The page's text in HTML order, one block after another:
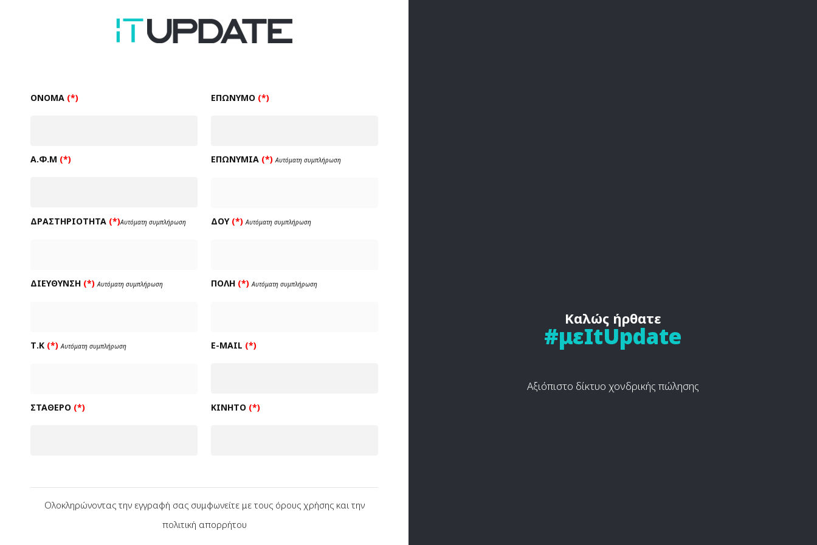
ΌΝΟΜΑ (*) ΕΠΏΝΥΜΟ (*)
Α.Φ.Μ (*) ΕΠΩΝΥΜΊΑ (*) Αυτόματη συμπλήρωση
ΔΡΑΣΤΗΡΙΌΤΗΤΑ (*)Αυτόματη συμπλήρωση ΔΟΥ (*) Αυτόματη συμπλήρωση
ΔΙΕΎΘΥΝΣΗ (*) Αυτόματη συμπλήρωση ΠΌΛΗ (*) Αυτόματη συμπλήρωση
Τ.Κ (*) Αυτόματη συμπλήρωση E-MAIL (*)
ΣΤΑΘΕΡΌ (*) ΚΙΝΗΤΌ (*)
Ολοκληρώνοντας την εγγραφή σας συμφωνείτε με τους όρους χρήσης και την
πολιτική απορρήτου
Καλώς ήρθατε
#μεItUpdate
Αξιόπιστο δίκτυο χονδρικής πώλησης